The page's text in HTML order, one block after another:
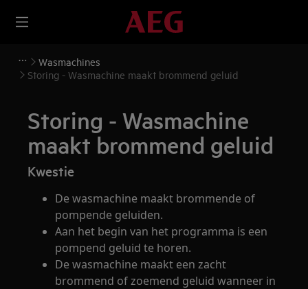
Wasmachines
Storing - Wasmachine maakt brommend geluid
Storing - Wasmachine
maakt brommend geluid
Kwestie
De wasmachine maakt brommende of
pompende geluiden.
Aan het begin van het programma is een
pompend geluid te horen.
De wasmachine maakt een zacht
brommend of zoemend geluid wanneer in